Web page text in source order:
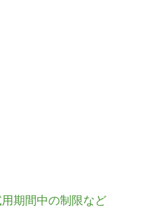
期間中の制限など